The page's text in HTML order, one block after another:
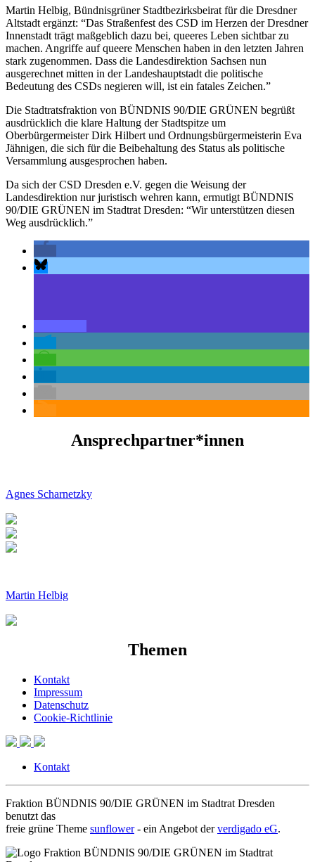
Martin Helbig, Bündnisgrüner Stadtbezirksbeirat für die Dresdner
Altstadt ergänzt: “Das Straßenfest des CSD im Herzen der Dresdner
Innenstadt trägt maßgeblich dazu bei, queeres Leben sichtbar zu
machen. Angriffe auf queere Menschen haben in den letzten Jahren
stark zugenommen. Dass die Landesdirektion Sachsen nun
ausgerechnet mitten in der Landeshauptstadt die politische
Bedeutung des CSDs negieren will, ist ein fatales Zeichen.”
Die Stadtratsfraktion von BÜNDNIS 90/DIE GRÜNEN begrüßt
ausdrücklich die klare Haltung der Stadtspitze um
Oberbürgermeister Dirk Hilbert und Ordnungsbürgermeisterin Eva
Jähnigen, die sich für die Beibehaltung des Status als politische
Versammlung ausgesprochen haben.
Da sich der CSD Dresden e.V. gegen die Weisung der
Landesdirektion nur juristisch wehren kann, ermutigt BÜNDNIS
90/DIE GRÜNEN im Stadtrat Dresden: “Wir unterstützen diesen
Weg ausdrücklich.”
Ansprechpartner*innen
Agnes Scharnetzky
Martin Helbig
Themen
Kontakt
Impressum
Datenschutz
Cookie-Richtlinie
Kontakt
Fraktion BÜNDNIS 90/DIE GRÜNEN im Stadtrat Dresden
benutzt das
freie grüne Theme sunflower‐ ein Angebot derverdigado eG.